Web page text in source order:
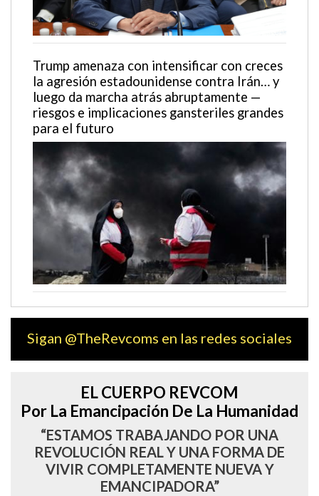
Trump amenaza con intensificar con creces
la agresión estadounidense contra Irán… y
luego da marcha atrás abruptamente —
riesgos e implicaciones gansteriles grandes
para el futuro
Sigan @TheRevcoms en las redes sociales
EL CUERPO REVCOM
Por La Emancipación De La Humanidad
“ESTAMOS TRABAJANDO POR UNA
REVOLUCIÓN REAL Y UNA FORMA DE
VIVIR COMPLETAMENTE NUEVA Y
EMANCIPADORA”